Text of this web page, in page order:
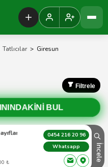
Tatlıcılar > Giresun
Filtrele
BUL
₺
0454 216 20 96
Whatsapp
İncele